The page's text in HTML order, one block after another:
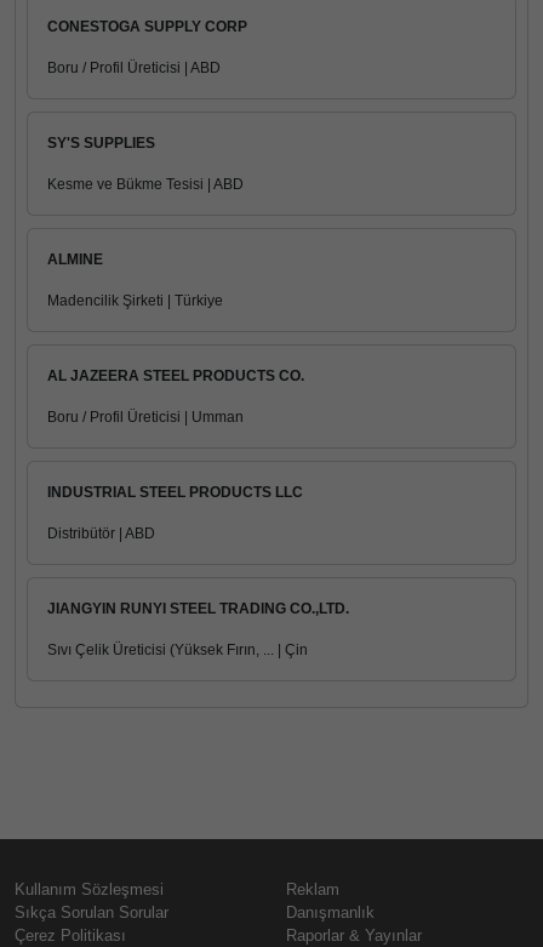
CONESTOGA SUPPLY CORP
Boru / Profil Üreticisi | ABD
SY'S SUPPLIES
Kesme ve Bükme Tesisi | ABD
ALMINE
Madencilik Şirketi | Türkiye
AL JAZEERA STEEL PRODUCTS CO.
Boru / Profil Üreticisi | Umman
INDUSTRIAL STEEL PRODUCTS LLC
Distribütör | ABD
JIANGYIN RUNYI STEEL TRADING CO.,LTD.
Sıvı Çelik Üreticisi (Yüksek Fırın, ... | Çin
Kullanım Sözleşmesi
Sıkça Sorulan Sorular
Çerez Politikası
Reklam
Danışmanlık
Raporlar & Yayınlar